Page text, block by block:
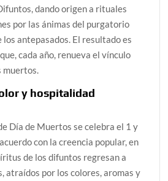
dando origen a rituales
por las ánimas del purgatorio
los antepasados. El resultado es
cada año, renueva el vínculo
muertos.
y hospitalidad
Día de Muertos se celebra el 1 y
con la creencia popular, en
de los difuntos regresan a
atraídos por los colores, aromas y